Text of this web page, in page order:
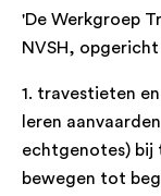
'De Werkgroep
NVSH,
1. travestieten
leren
echtgenotes) bij
bewegen tot